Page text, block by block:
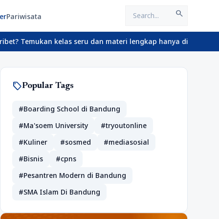
Pariwisata search
kelas seru dan materi lengkap hanya di
sellPopular Tags
#Boarding School di Bandung
#Ma'soem University
#tryoutonline
#Kuliner
#sosmed
#mediasosial
#Bisnis
#cpns
#Pesantren Modern di Bandung
#SMA Islam Di Bandung